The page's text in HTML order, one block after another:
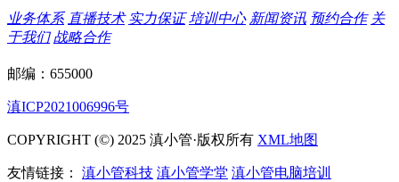
业务体系 直播技术 实力保证 培训中心 新闻资讯 预约合作 关
于我们 战略合作
邮编：655000
滇ICP2021006996号
COPYRIGHT (©) 2025 滇小管·版权所有 XML地图
友情链接： 滇小管科技 滇小管学堂 滇小管电脑培训